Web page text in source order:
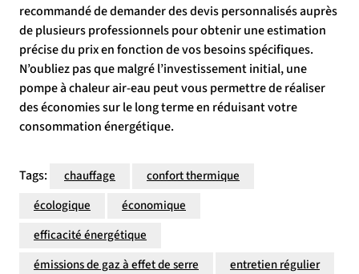
recommandé de demander des devis personnalisés auprès
de plusieurs professionnels pour obtenir une estimation
précise du prix en fonction de vos besoins spécifiques.
N’oubliez pas que malgré l’investissement initial, une
pompe à chaleur air-eau peut vous permettre de réaliser
des économies sur le long terme en réduisant votre
consommation énergétique.
Tags: chauffage
confort thermique
écologique
économique
efficacité énergétique
émissions de gaz à effet de serre
entretien régulier